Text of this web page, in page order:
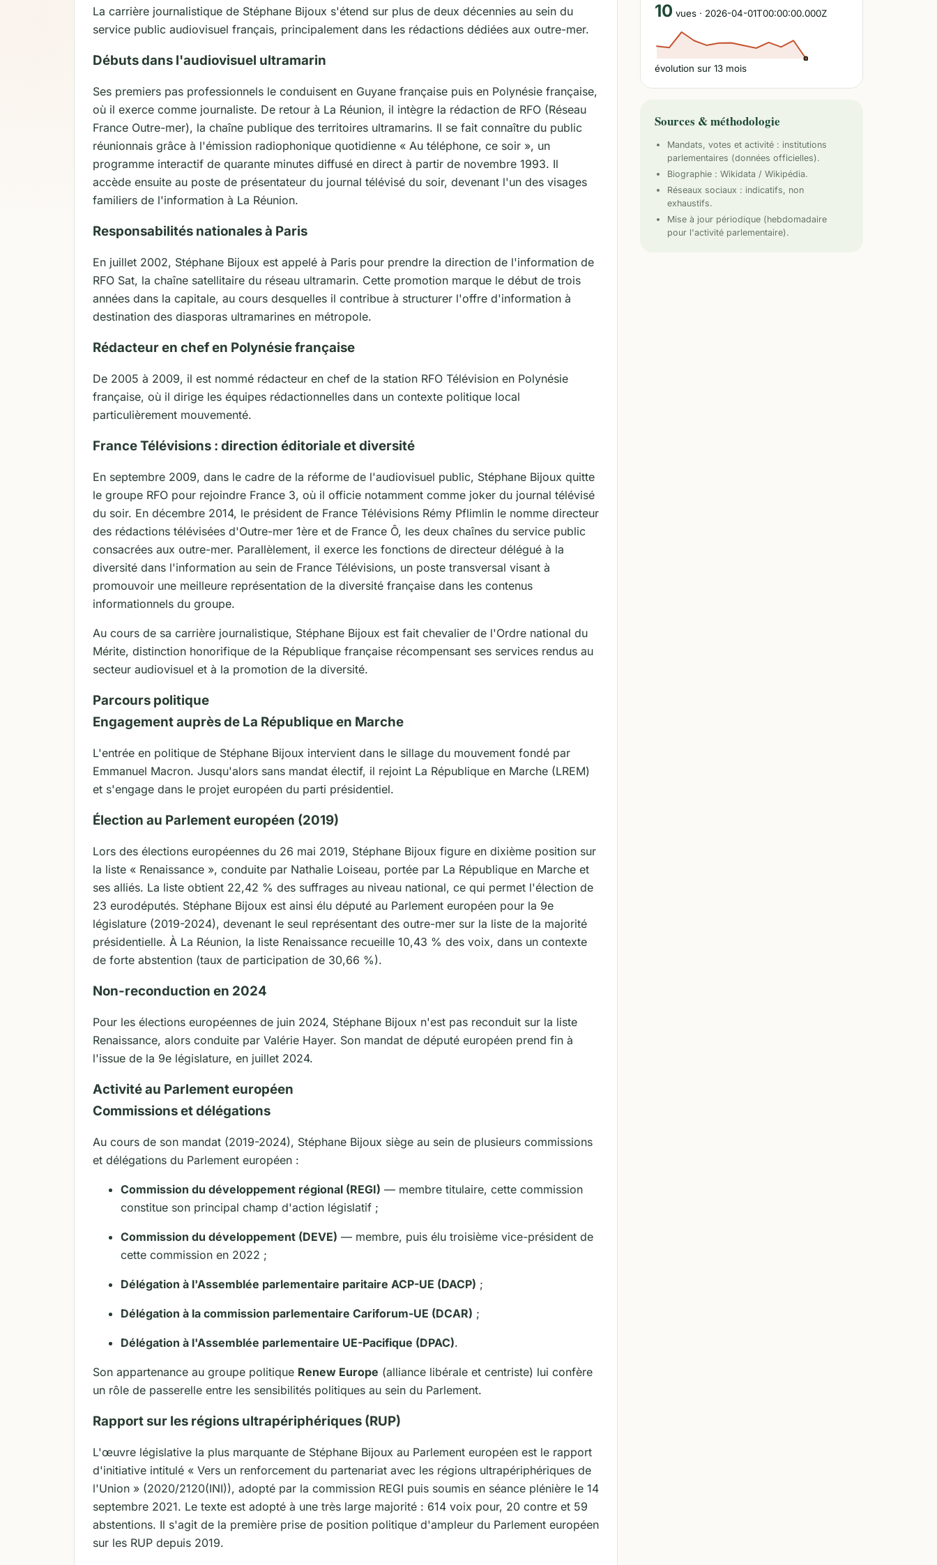
La carrière journalistique de Stéphane Bijoux s'étend sur plus de deux décennies au sein du
service public audiovisuel français, principalement dans les rédactions dédiées aux outre-mer.
Débuts dans l'audiovisuel ultramarin
Ses premiers pas professionnels le conduisent en Guyane française puis en Polynésie française,
où il exerce comme journaliste. De retour à La Réunion, il intègre la rédaction de RFO (Réseau
France Outre-mer), la chaîne publique des territoires ultramarins. Il se fait connaître du public
réunionnais grâce à l'émission radiophonique quotidienne « Au téléphone, ce soir », un
programme interactif de quarante minutes diffusé en direct à partir de novembre 1993. Il
accède ensuite au poste de présentateur du journal télévisé du soir, devenant l'un des visages
familiers de l'information à La Réunion.
Responsabilités nationales à Paris
En juillet 2002, Stéphane Bijoux est appelé à Paris pour prendre la direction de l'information de
RFO Sat, la chaîne satellitaire du réseau ultramarin. Cette promotion marque le début de trois
années dans la capitale, au cours desquelles il contribue à structurer l'offre d'information à
destination des diasporas ultramarines en métropole.
Rédacteur en chef en Polynésie française
De 2005 à 2009, il est nommé rédacteur en chef de la station RFO Télévision en Polynésie
française, où il dirige les équipes rédactionnelles dans un contexte politique local
particulièrement mouvementé.
France Télévisions : direction éditoriale et diversité
En septembre 2009, dans le cadre de la réforme de l'audiovisuel public, Stéphane Bijoux quitte
le groupe RFO pour rejoindre France 3, où il officie notamment comme joker du journal télévisé
du soir. En décembre 2014, le président de France Télévisions Rémy Pflimlin le nomme directeur
des rédactions télévisées d'Outre-mer 1ère et de France Ô, les deux chaînes du service public
consacrées aux outre-mer. Parallèlement, il exerce les fonctions de directeur délégué à la
diversité dans l'information au sein de France Télévisions, un poste transversal visant à
promouvoir une meilleure représentation de la diversité française dans les contenus
informationnels du groupe.
Au cours de sa carrière journalistique, Stéphane Bijoux est fait chevalier de l'Ordre national du
Mérite, distinction honorifique de la République française récompensant ses services rendus au
secteur audiovisuel et à la promotion de la diversité.
Parcours politique
Engagement auprès de La République en Marche
L'entrée en politique de Stéphane Bijoux intervient dans le sillage du mouvement fondé par
Emmanuel Macron. Jusqu'alors sans mandat électif, il rejoint La République en Marche (LREM)
et s'engage dans le projet européen du parti présidentiel.
Élection au Parlement européen (2019)
Lors des élections européennes du 26 mai 2019, Stéphane Bijoux figure en dixième position sur
la liste « Renaissance », conduite par Nathalie Loiseau, portée par La République en Marche et
ses alliés. La liste obtient 22,42 % des suffrages au niveau national, ce qui permet l'élection de
23 eurodéputés. Stéphane Bijoux est ainsi élu député au Parlement européen pour la 9e
législature (2019-2024), devenant le seul représentant des outre-mer sur la liste de la majorité
présidentielle. À La Réunion, la liste Renaissance recueille 10,43 % des voix, dans un contexte
de forte abstention (taux de participation de 30,66 %).
Non-reconduction en 2024
Pour les élections européennes de juin 2024, Stéphane Bijoux n'est pas reconduit sur la liste
Renaissance, alors conduite par Valérie Hayer. Son mandat de député européen prend fin à
l'issue de la 9e législature, en juillet 2024.
Activité au Parlement européen
Commissions et délégations
Au cours de son mandat (2019-2024), Stéphane Bijoux siège au sein de plusieurs commissions
et délégations du Parlement européen :
Commission du développement régional (REGI) — membre titulaire, cette commission
constitue son principal champ d'action législatif ;
Commission du développement (DEVE) — membre, puis élu troisième vice-président de
cette commission en 2022 ;
Délégation à l'Assemblée parlementaire paritaire ACP-UE (DACP) ;
Délégation à la commission parlementaire Cariforum-UE (DCAR) ;
Délégation à l'Assemblée parlementaire UE-Pacifique (DPAC).
Son appartenance au groupe politique Renew Europe (alliance libérale et centriste) lui confère
un rôle de passerelle entre les sensibilités politiques au sein du Parlement.
Rapport sur les régions ultrapériphériques (RUP)
L'œuvre législative la plus marquante de Stéphane Bijoux au Parlement européen est le rapport
d'initiative intitulé « Vers un renforcement du partenariat avec les régions ultrapériphériques de
l'Union » (2020/2120(INI)), adopté par la commission REGI puis soumis en séance plénière le 14
septembre 2021. Le texte est adopté à une très large majorité : 614 voix pour, 20 contre et 59
abstentions. Il s'agit de la première prise de position politique d'ampleur du Parlement européen
sur les RUP depuis 2019.
10 vues · 2026-04-01T00:00:00.000Z
évolution sur 13 mois
Sources & méthodologie
Mandats, votes et activité : institutions
parlementaires (données officielles).
Biographie : Wikidata / Wikipédia.
Réseaux sociaux : indicatifs, non
exhaustifs.
Mise à jour périodique (hebdomadaire
pour l'activité parlementaire).